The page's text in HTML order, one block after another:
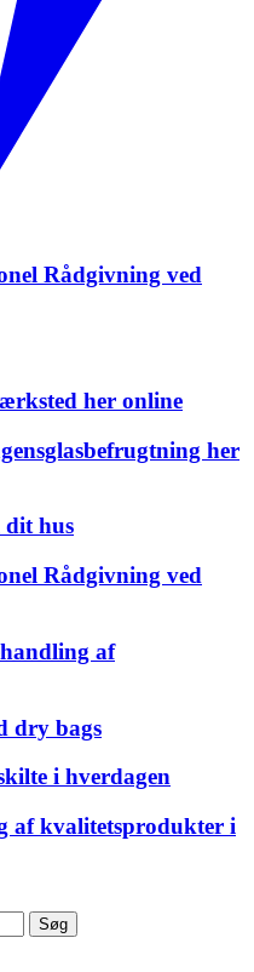
Rådgivning ved
her online
her
hus
Rådgivning ved
af
dry bags
i hverdagen
af kvalitetsprodukter i